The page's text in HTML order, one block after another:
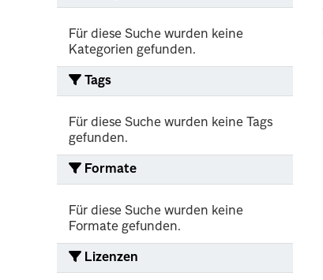
Für diese Suche wurden keine
Kategorien gefunden.
Tags
Für diese Suche wurden keine Tags
gefunden.
Formate
Für diese Suche wurden keine
Formate gefunden.
Lizenzen